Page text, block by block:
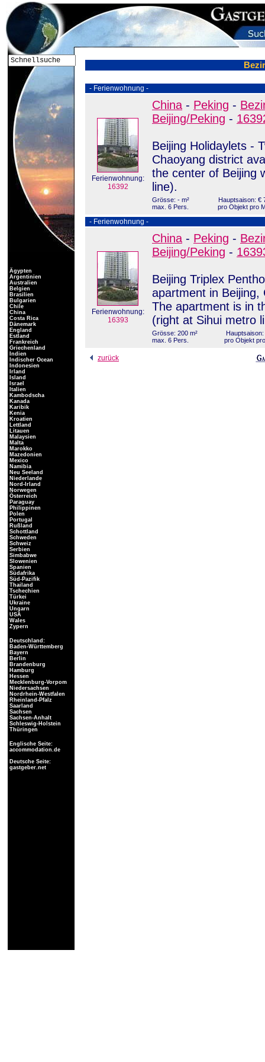
- Ferienwohnung -
Ferienwohnung:
16392
China - Peking -
Beijing/Peking -
Beijing Holidaylets -
Chaoyang district
the center of Beijing
line).
Grösse: - m²
max. 6 Pers.
Hauptsaison: €
pro Objekt pro
- Ferienwohnung -
Ferienwohnung:
16393
China - Peking -
Beijing/Peking -
Beijing Triplex
apartment in Beijing,
The apartment is in
(right at Sihui metro
Grösse: 200 m²
max. 6 Pers.
pro Objekt
zurück
Ägypten
Argentinien
Australien
Belgien
Brasilien
Bulgarien
Chile
China
Costa Rica
Dänemark
England
Estland
Frankreich
Griechenland
Indien
Indischer Ocean
Indonesien
Irland
Island
Israel
Italien
Kambodscha
Kanada
Karibik
Kenia
Kroatien
Lettland
Litauen
Malaysien
Malta
Marokko
Mazedonien
Mexico
Namibia
Neu Seeland
Niederlande
Nord-Irland
Norwegen
Österreich
Paraguay
Philippinen
Polen
Portugal
Rußland
Schottland
Schweden
Schweiz
Serbien
Simbabwe
Slowenien
Spanien
Südafrika
Süd-Pazifik
Thailand
Tschechien
Türkei
Ukraine
Ungarn
USA
Wales
Zypern
Deutschland:
Baden-Württemberg
Bayern
Berlin
Brandenburg
Hamburg
Hessen
Mecklenburg-Vorpom
Niedersachsen
Nordrhein-Westfalen
Rheinland-Pfalz
Saarland
Sachsen
Sachsen-Anhalt
Schleswig-Holstein
Thüringen
Englische Seite:
accommodation.de
Deutsche Seite:
gastgeber.net